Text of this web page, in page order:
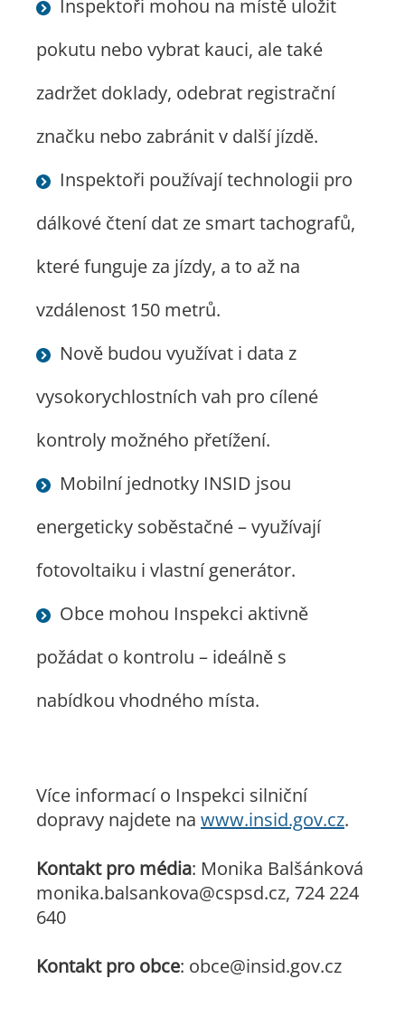
Inspektoři mohou na místě uložit
pokutu nebo vybrat kauci, ale také
zadržet doklady, odebrat registrační
značku nebo zabránit v další jízdě.
Inspektoři používají technologii pro
dálkové čtení dat ze smart tachografů,
které funguje za jízdy, a to až na
vzdálenost 150 metrů.
Nově budou využívat i data z
vysokorychlostních vah pro cílené
kontroly možného přetížení.
Mobilní jednotky INSID jsou
energeticky soběstačné – využívají
fotovoltaiku i vlastní generátor.
Obce mohou Inspekci aktivně
požádat o kontrolu – ideálně s
nabídkou vhodného místa.
Více informací o Inspekci silniční
dopravy najdete na www.insid.gov.cz.
Kontakt pro média: Monika Balšánková
monika.balsankova@cspsd.cz, 724 224
640
Kontakt pro obce: obce@insid.gov.cz